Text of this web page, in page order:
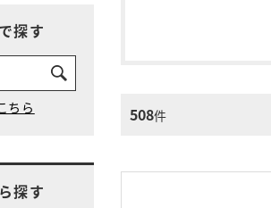
508件
探す
探す